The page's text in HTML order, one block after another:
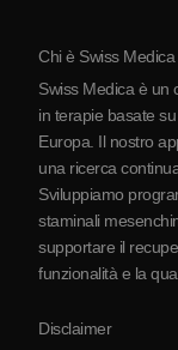
La Serbia
Partnership
Chi è Swiss Medica
Swiss Medica è un
in terapie basate
Europa. Il nostro
una ricerca
Sviluppiamo
staminali
supportare il
funzionalità e la
Disclaimer